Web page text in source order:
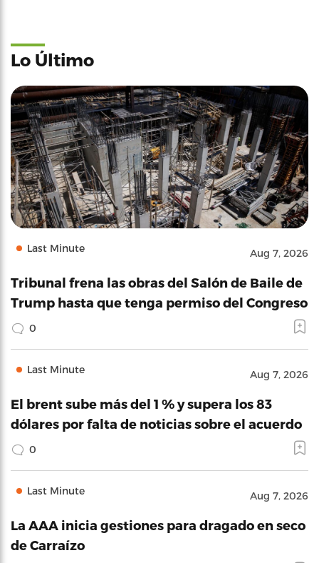
Lo Último
Last Minute Aug 7, 2026
Tribunal frena las obras del Salón de Baile de
Trump hasta que tenga permiso del Congreso
0
Last Minute Aug 7, 2026
El brent sube más del 1 % y supera los 83
dólares por falta de noticias sobre el acuerdo
0
Last Minute Aug 7, 2026
La AAA inicia gestiones para dragado en seco
de Carraízo